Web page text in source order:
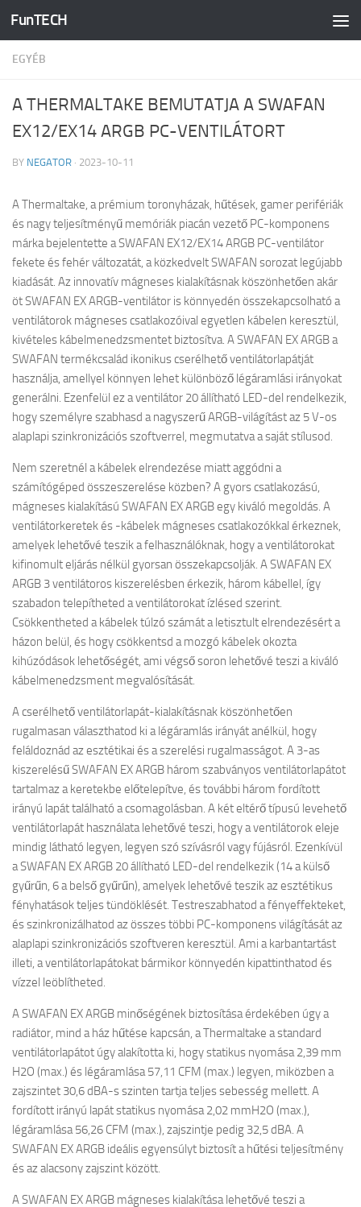
Skip to content
FunTECH
EGYÉB
A THERMALTAKE BEMUTATJA A SWAFAN
EX12/EX14 ARGB PC-VENTILÁTORT
BY NEGATOR · 2023-10-11
A Thermaltake, a prémium toronyházak, hűtések, gamer perifériák
és nagy teljesítményű memóriák piacán vezető PC-komponens
márka bejelentette a SWAFAN EX12/EX14 ARGB PC-ventilátor
fekete és fehér változatát, a közkedvelt SWAFAN sorozat legújabb
kiadását. Az innovatív mágneses kialakításnak köszönhetően akár
öt SWAFAN EX ARGB-ventilátor is könnyedén összekapcsolható a
ventilátorok mágneses csatlakozóival egyetlen kábelen keresztül,
kivételes kábelmenedzsmentet biztosítva. A SWAFAN EX ARGB a
SWAFAN termékcsalád ikonikus cserélhető ventilátorlapátját
használja, amellyel könnyen lehet különböző légáramlási irányokat
generálni. Ezenfelül ez a ventilátor 20 állítható LED-del rendelkezik,
hogy személyre szabhasd a nagyszerű ARGB-világítást az 5 V-os
alaplapi szinkronizációs szoftverrel, megmutatva a saját stílusod.
Nem szeretnél a kábelek elrendezése miatt aggódni a
számítógéped összeszerelése közben? A gyors csatlakozású,
mágneses kialakítású SWAFAN EX ARGB egy kiváló megoldás. A
ventilátorkeretek és -kábelek mágneses csatlakozókkal érkeznek,
amelyek lehetővé teszik a felhasználóknak, hogy a ventilátorokat
kifinomult eljárás nélkül gyorsan összekapcsolják. A SWAFAN EX
ARGB 3 ventilátoros kiszerelésben érkezik, három kábellel, így
szabadon telepítheted a ventilátorokat ízlésed szerint.
Csökkentheted a kábelek túlzó számát a letisztult elrendezésért a
házon belül, és hogy csökkentsd a mozgó kábelek okozta
kihúzódások lehetőségét, ami végső soron lehetővé teszi a kiváló
kábelmenedzsment megvalósítását.
A cserélhető ventilátorlapát-kialakításnak köszönhetően
rugalmasan választhatod ki a légáramlás irányát anélkül, hogy
feláldoznád az esztétikai és a szerelési rugalmasságot. A 3-as
kiszerelésű SWAFAN EX ARGB három szabványos ventilátorlapátot
tartalmaz a keretekbe előtelepítve, és további három fordított
irányú lapát található a csomagolásban. A két eltérő típusú levehető
ventilátorlapát használata lehetővé teszi, hogy a ventilátorok eleje
mindig látható legyen, legyen szó szívásról vagy fújásról. Ezenkívül
a SWAFAN EX ARGB 20 állítható LED-del rendelkezik (14 a külső
gyűrűn, 6 a belső gyűrűn), amelyek lehetővé teszik az esztétikus
fényhatások teljes tündöklését. Testreszabhatod a fényeffekteket,
és szinkronizálhatod az összes többi PC-komponens világítását az
alaplapi szinkronizációs szoftveren keresztül. Ami a karbantartást
illeti, a ventilátorlapátokat bármikor könnyedén kipattinthatod és
vízzel leöblítheted.
A SWAFAN EX ARGB minőségének biztosítása érdekében úgy a
radiátor, mind a ház hűtése kapcsán, a Thermaltake a standard
ventilátorlapátot úgy alakította ki, hogy statikus nyomása 2,39 mm
H2O (max.) és légáramlása 57,11 CFM (max.) legyen, miközben a
zajszintet 30,6 dBA-s szinten tartja teljes sebesség mellett. A
fordított irányú lapát statikus nyomása 2,02 mmH2O (max.),
légáramlása 56,26 CFM (max.), zajszintje pedig 32,5 dBA. A
SWAFAN EX ARGB ideális egyensúlyt biztosít a hűtési teljesítmény
és az alacsony zajszint között.
A SWAFAN EX ARGB mágneses kialakítása lehetővé teszi a